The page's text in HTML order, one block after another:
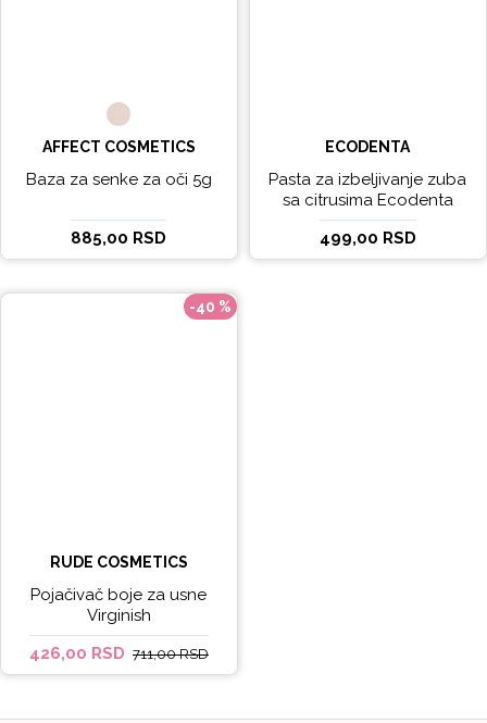
AFFECT COSMETICS
Baza za senke za oči 5g
885,00 RSD
ECODENTA
Pasta za izbeljivanje zuba
sa citrusima Ecodenta
EXPERT LINE EXCEPTIONAL
WHITENING 100ml
499,00 RSD
-40 %
RUDE COSMETICS
Pojačivač boje za usne
Virginish
426,00 RSD 711,00 RSD